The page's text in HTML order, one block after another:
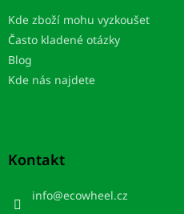
Kde zboží mohu vyzkoušet
Často kladené otázky
Blog
Kde nás najdete
Kontakt
info@ecowheel.cz